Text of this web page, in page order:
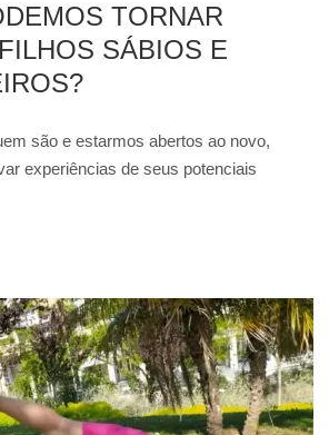
TORNAR
SÁBIOS E
são e estarmos abertos ao novo,
experiências de seus potenciais